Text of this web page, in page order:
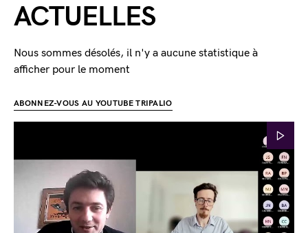
ACTUELLES
Nous sommes désolés, il n'y a aucune statistique à
afficher pour le moment
ABONNEZ-VOUS AU YOUTUBE TRIPALIO